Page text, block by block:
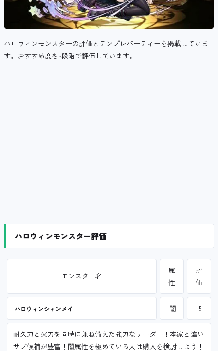
ハロウィンモンスターの評価とテンプレパーティーを掲載していま
す。おすすめ度を5段階で評価しています。
ハロウィンモンスター評価
モンスター名
属
性
評
価
ハロウィンシャンメイ 闇 5
耐久力と火力を同時に兼ね備えた強力なリーダー！本家と違い
サブ候補が豊富！闇属性を極めている人は購入を検討しよう！